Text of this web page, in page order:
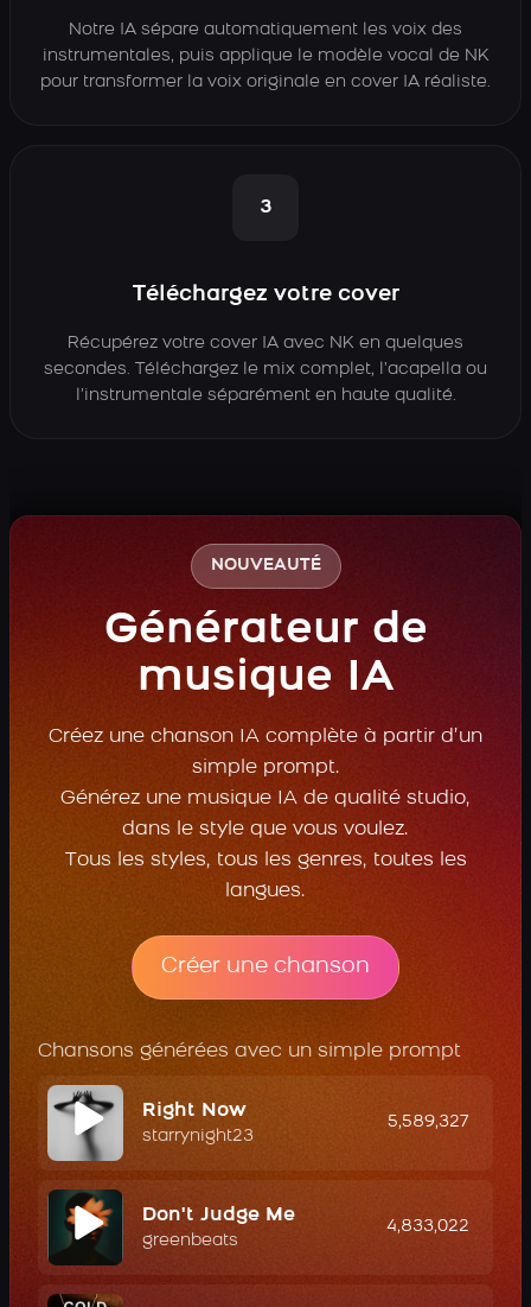
Notre IA sépare automatiquement les voix des
instrumentales, puis applique le modèle vocal de NK
pour transformer la voix originale en cover IA réaliste.
3
Téléchargez votre cover
Récupérez votre cover IA avec NK en quelques
secondes. Téléchargez le mix complet, l’acapella ou
l’instrumentale séparément en haute qualité.
NOUVEAUTÉ
Générateur de
musique IA
Créez une chanson IA complète à partir d’un
simple prompt.
Générez une musique IA de qualité studio,
dans le style que vous voulez.
Tous les styles, tous les genres, toutes les
langues.
Créer une chanson
Chansons générées avec un simple prompt
Right Now
starrynight23
5,589,327
Don't Judge Me
greenbeats
4,833,022